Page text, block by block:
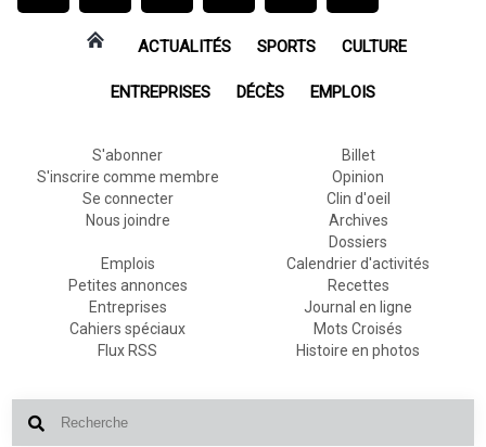
ACTUALITÉS SPORTS CULTURE
ENTREPRISES DÉCÈS EMPLOIS
S'abonner
S'inscrire comme membre
Se connecter
Nous joindre
Billet
Opinion
Clin d'oeil
Archives
Dossiers
Emplois
Petites annonces
Entreprises
Cahiers spéciaux
Flux RSS
Calendrier d'activités
Recettes
Journal en ligne
Mots Croisés
Histoire en photos